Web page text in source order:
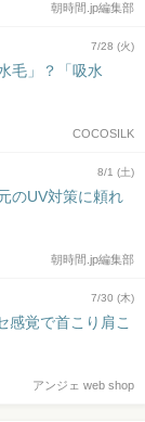
朝時間.jp編集部
7/28 (火)
毛」？「吸水
COCOSILK
8/1 (土)
のUV対策に頼れ
朝時間.jp編集部
7/30 (木)
感覚で首こり肩こ
アンジェ web shop